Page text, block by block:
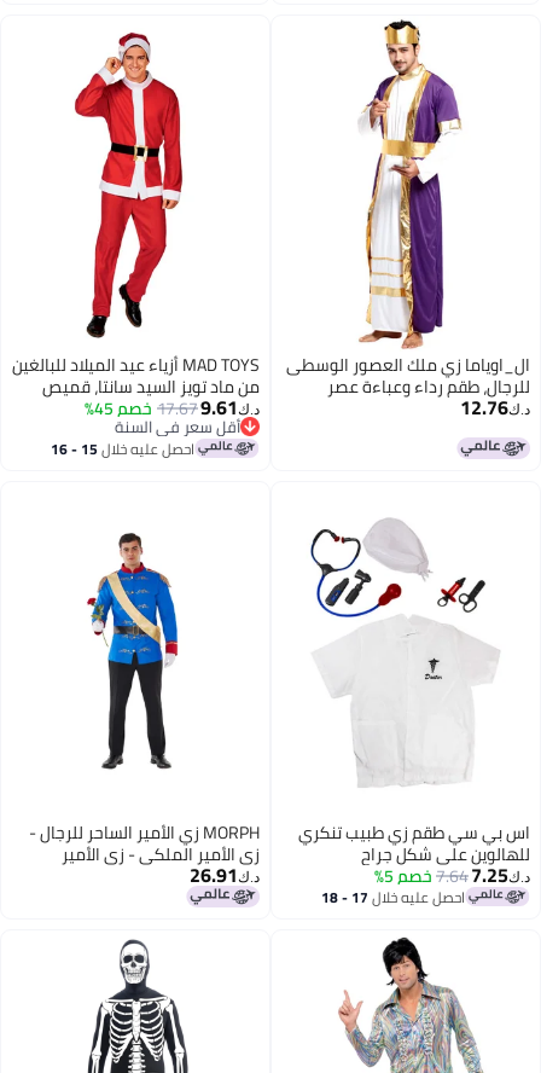
ال_اوياما زي ملك العصور الوسطى
للرجال، طقم رداء وعباءة عصر
النهضة الملكي للبالغين للعب
الأدوار الحية والتنكر في الهالوين
د.ك‏12.76
MAD TOYS أزياء عيد الميلاد للبالغين
من ماد تويز السيد سانتا، قميص
أحمر، بنطال وقبعة، لحفلة ذات طابع
عطلة، تمثيل أدوار، كوسبلاي
د.ك‏9.61
17.67خصم 45%
أقل سعر في السنة
أقل سعر في السنة
احصل عليه خلال 15 - 16
اس بي سي طقم زي طبيب تنكري
للهالوين على شكل جراح
د.ك‏7.25
7.64خصم 5%
احصل عليه خلال 17 - 18
MORPH زي الأمير الساحر للرجال -
زي الأمير الملكي - زي الأمير
للبالغين
د.ك‏26.91